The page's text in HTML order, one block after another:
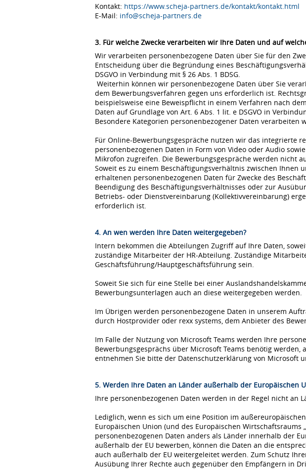
Kontakt: https://www.scheja-partners.de/kontakt/kontakt.html
E-Mail: info@scheja-partners.de
3. Für welche Zwecke verarbeiten wir Ihre Daten und auf
Wir verarbeiten personenbezogene Daten über Sie für den
Entscheidung über die Begründung eines
DSGVO in Verbindung mit § 26 Abs. 1 BDSG.
Weiterhin können wir personenbezogene Daten über Sie
dem Bewerbungsverfahren gegen uns erforderlich ist.
beispielsweise eine Beweispflicht in einem Verfahren nach
Daten auf Grundlage von Art. 6 Abs. 1 lit. e DSGVO in
Besondere Kategorien personenbezogener Daten verarbeiten
Für Online-Bewerbungsgespräche nutzen wir das integrierte
personenbezogenen Daten in Form von Video oder Audio
Mikrofon zugreifen. Die Bewerbungsgespräche werden nicht
Soweit es zu einem Beschäftigungsverhältnis zwischen Ihnen
erhaltenen personenbezogenen Daten für Zwecke des
Beendigung des Beschäftigungsverhältnisses oder zur
Betriebs- oder Dienstvereinbarung (Kollektivvereinbarung)
erforderlich ist.
4. An wen werden Ihre Daten weitergegeben?
Intern bekommen die Abteilungen Zugriff auf Ihre Daten,
zuständige Mitarbeiter der HR-Abteilung. Zuständige
Geschäftsführung/Hauptgeschäftsführung sein.
Soweit Sie sich für eine Stelle bei einer
Bewerbungsunterlagen auch an diese weitergegeben werden.
Im Übrigen werden personenbezogene Daten in unserem
durch Hostprovider oder rexx systems, dem Anbieter des
Im Falle der Nutzung von Microsoft Teams werden Ihre
Bewerbungsgesprächs über Microsoft Teams benötig
entnehmen Sie bitte der Datenschutzerklärung von Microsoft
5. Werden Ihre Daten an Länder außerhalb der Europäischen
Ihre personenbezogenen Daten werden in der Regel nicht an
Lediglich, wenn es sich um eine Position im
Europäischen Union (und des Europäischen
personenbezogenen Daten anders als Länder innerhalb der
außerhalb der EU bewerben, können die Daten an die
auch außerhalb der EU weitergeleitet werden. Zum Schutz
Ausübung Ihrer Rechte auch gegenüber den Empfängern in